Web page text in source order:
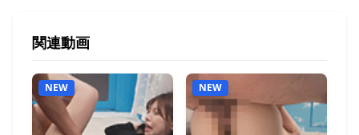
関連動画
NEW NEW